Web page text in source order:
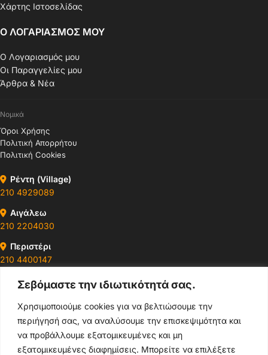
Σεβόμαστε την ιδιωτικότητά σας.
Χρησιμοποιούμε cookies για να βελτιώσουμε την
περιήγησή σας, να αναλύσουμε την επισκεψιμότητα και
να προβάλλουμε εξατομικευμένες και μη
εξατομικευμένες διαφημίσεις. Μπορείτε να επιλέξετε
Χάρτης Ιστοσελίδας
Ο ΛΟΓΑΡΙΑΣΜΟΣ ΜΟΥ
Ο Λογαριασμός μου
Οι Παραγγελίες μου
Άρθρα & Νέα
Νομικά
Όροι Χρήσης
Πολιτική Απορρήτου
Πολιτική Cookies
Ρέντη (Village)
210 4929089
Αιγάλεω
210 2204030
Περιστέρι
210 4400147
Ωράρια & Διευθύνσεις →
210 4929089
Κεντρικό τηλέφωνο